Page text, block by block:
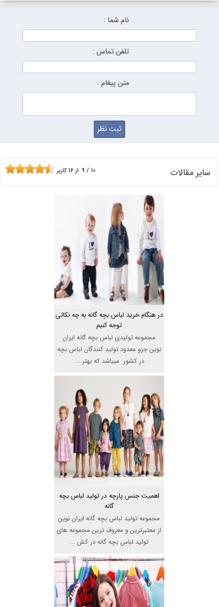
نام شما :
تلفن تماس :
متن پیغام :
سایر مقالات 9 / 10 از 16کاربر
در هنگام خرید لباس بچه گانه به چه نکاتی
توجه کنیم
مجموعه تولیدی لباس بچه گانه ایران
نوین جزو معدود تولید کنندگان لباس بچه
در کشور میباشد که بهتر ...
اهمیت جنس پارچه در تولید لباس بچه
گانه
مجموعه تولید لباس بچه گانه ایران نوین
از معتبرترین و معروف ترین مجموعه های
تولید لباس بچه گانه در کش ...